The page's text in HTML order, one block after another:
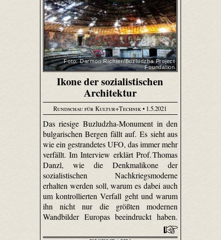
Foto: Darmon Richter/Buzludzha Project
Foundation
Ikone der sozialistischen
Architektur
Rundschau für Kultur+Technik• 1.5.2021
Das riesige Buzludzha-Monument in den
bulgarischen Bergen fällt auf. Es sieht aus
wie ein gestrandetes UFO, das immer mehr
verfällt. Im Interview erklärt Prof. Thomas
Danzl, wie die Denkmalikone der
sozialistischen Nachkriegsmoderne
erhalten werden soll, warum es dabei auch
um kontrollierten Verfall geht und warum
ihn nicht nur die größten modernen
Wandbilder Europas beeindruckt haben.